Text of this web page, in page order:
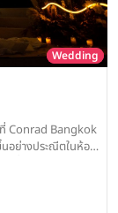
Wedding
ที่ Conrad Bangkok
อย่างประณีตในห้อง
ที่น่าจดจำและ